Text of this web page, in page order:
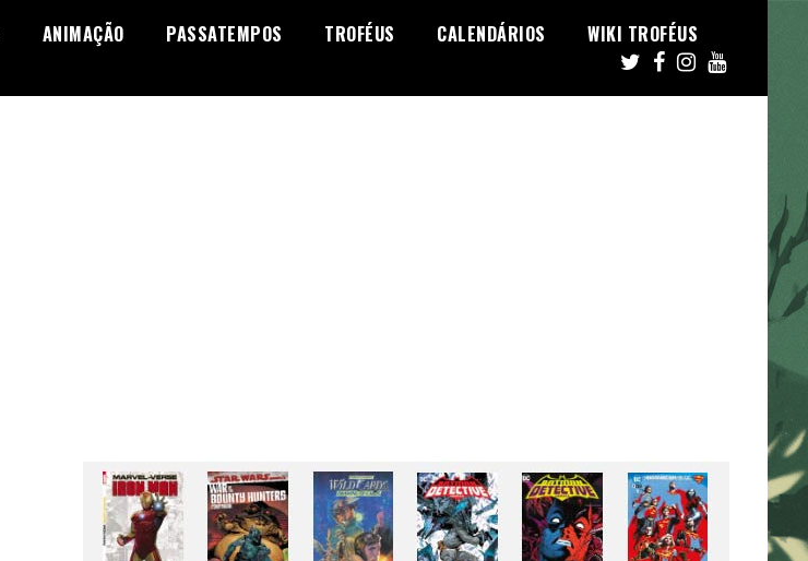
ANIMAÇÃO PASSATEMPOS TROFÉUS CALENDÁRIOS WIKI TROFÉUS